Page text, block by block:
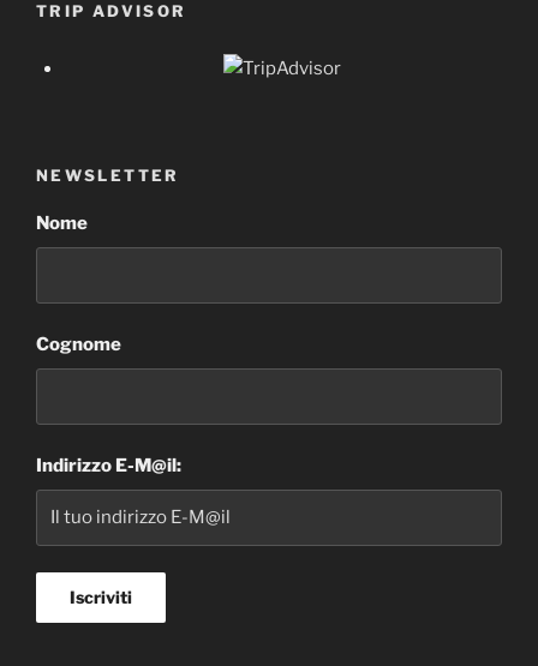
TRIP ADVISOR
NEWSLETTER
Nome
Cognome
Indirizzo E-M@il: